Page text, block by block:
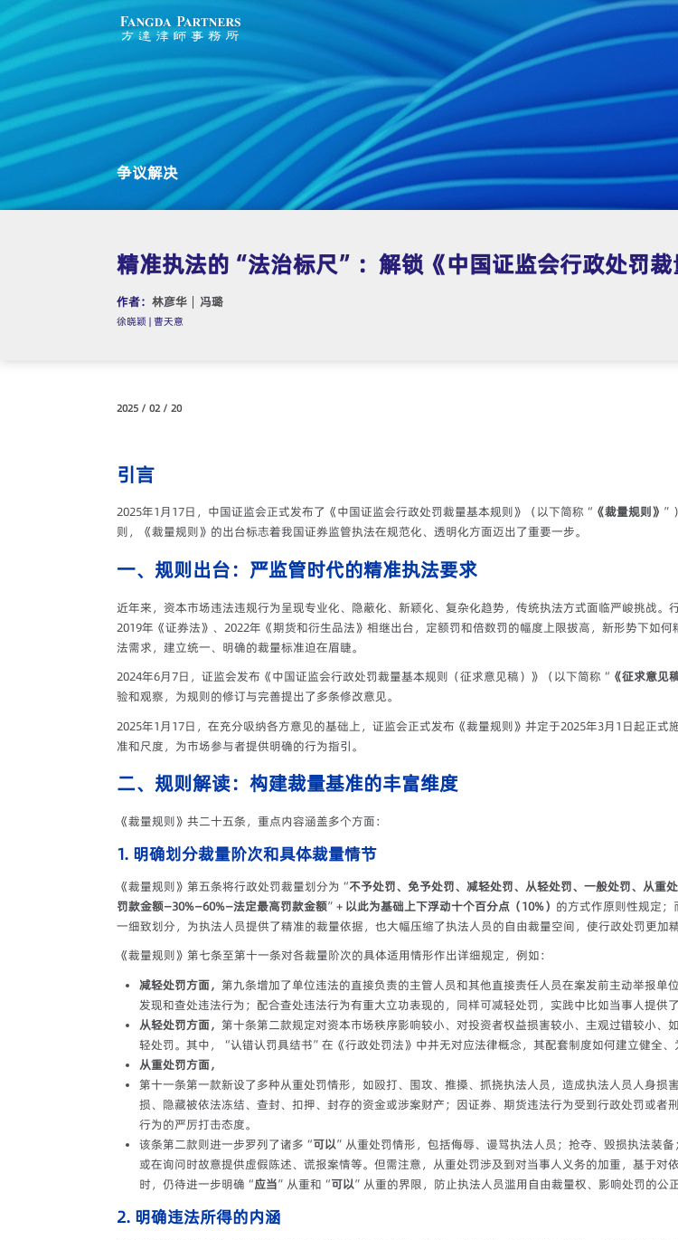
争议解决
精准执法的“法治标尺”：解锁《中国证监会行政处罚裁
作者： 林彦华 冯璐
徐晓颖 | 曹天意
2025 / 02 / 20
引言
2025年1月17日，中国证监会正式发布了《中国证监会行政处罚裁量基本规则》（以下简称“ 《裁量规则》 ”
则，《裁量规则》的出台标志着我国证券监管执法在规范化、透明化方面迈出了重要一步。
一、规则出台：严监管时代的精准执法要求
近年来，资本市场违法违规行为呈现专业化、隐蔽化、新颖化、复杂化趋势，传统执法方式面临严峻挑战。
2019年《证券法》、2022年《期货和衍生品法》相继出台，定额罚和倍数罚的幅度上限拔高，新形势下如
法需求，建立统一、明确的裁量标准迫在眉睫。
2024年6月7日，证监会发布《中国证监会行政处罚裁量基本规则（征求意见稿）》（以下简称“ 《征求意见
验和观察，为规则的修订与完善提出了多条修改意见。
2025年1月17日，在充分吸纳各方意见的基础上，证监会正式发布《裁量规则》并定于2025年3月1日起正
准和尺度，为市场参与者提供明确的行为指引。
二、规则解读：构建裁量基准的丰富维度
《裁量规则》共二十五条，重点内容涵盖多个方面：
1. 明确划分裁量阶次和具体裁量情节
《裁量规则》第五条将行政处罚裁量划分为“不予处罚、免予处罚、减轻处罚、从轻处罚、一般处罚、从重
罚款金额—30%—60%—法定最高罚款金额”+ 以此为基础上下浮动十个百分点（10%） 的方式作原则性规定
一细致划分，为执法人员提供了精准的裁量依据，也大幅压缩了执法人员的自由裁量空间，使行政处罚更加精
《裁量规则》第七条至第十一条对各裁量阶次的具体适用情形作出详细规定，例如：
减轻处罚方面， 第九条增加了单位违法的直接负责的主管人员和其他直接责任人员在案发前主动举报
发现和查处违法行为；配合查处违法行为有重大立功表现的，同样可减轻处罚，实践中比如当事人提供
从轻处罚方面， 第十条第二款规定对资本市场秩序影响较小、对投资者权益损害较小、主观过错较小
轻处罚。其中，“认错认罚具结书”在《行政处罚法》中并无对应法律概念，其配套制度如何建立健全
从重处罚方面，
第十一条第一款新设了多种从重处罚情形，如殴打、围攻、推搡、抓挠执法人员，造成执法人员人身
损、隐藏被依法冻结、查封、扣押、封存的资金或涉案财产；因证券、期货违法行为受到行政处罚或
行为的严厉打击态度。
该条第二款则进一步罗列了诸多“可以”从重处罚情形，包括侮辱、谩骂执法人员；抢夺、毁损执法装
或在询问时故意提供虚假陈述、谎报案情等。但需注意，从重处罚涉及到对当事人义务的加重，基于
时，仍待进一步明确“应当”从重和“可以”从重的界限，防止执法人员滥用自由裁量权、影响处罚的公
2. 明确违法所得的内涵